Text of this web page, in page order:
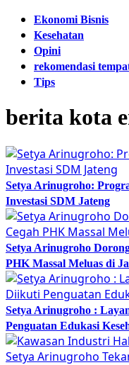
Ekonomi Bisnis
Kesehatan
Opini
rekomendasi
Tips
berita kota
Setya Arinugroho:
Investasi SDM Jateng
Setya Arinugroho
PHK Massal Meluas di
Setya Arinugroho :
Penguatan Edukasi